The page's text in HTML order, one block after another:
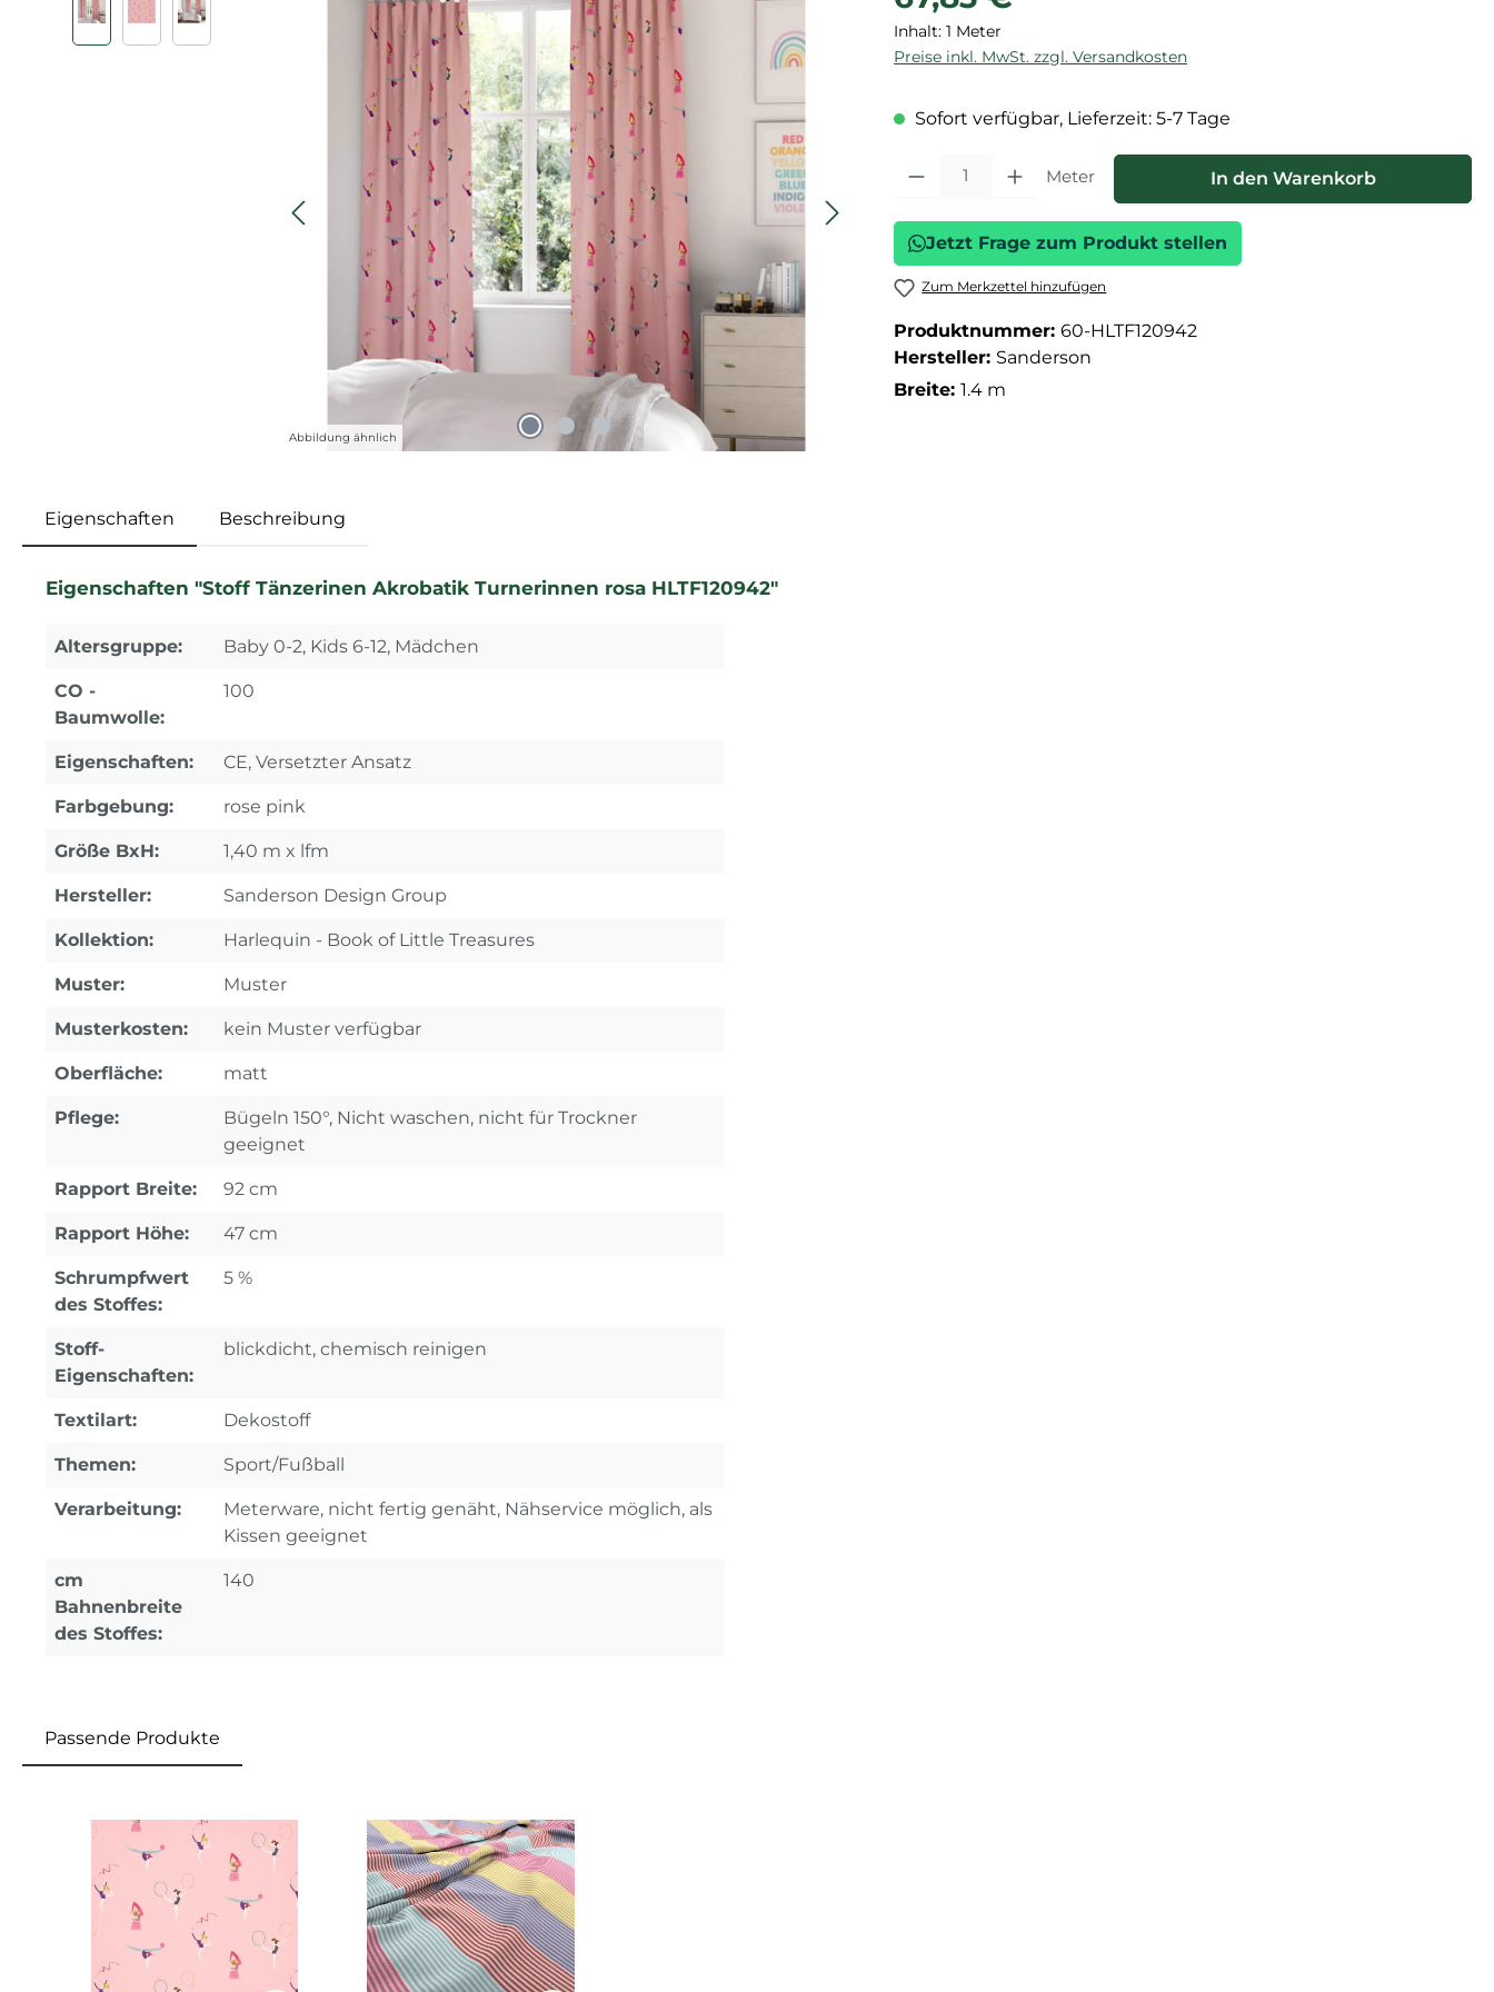
Abbildung ähnlich
Inhalt: 1 Meter
Preise inkl. MwSt. zzgl. Versandkosten
Sofort verfügbar, Lieferzeit: 5-7 Tage
Produkt Anzahl: Gib den gewünschten Wert ein oder benutze die
Meter In den Warenkorb
Jetzt Frage zum Produkt stellen
Zum Merkzettel hinzufügen
Produktnummer: 60-HLTF120942
Hersteller: Sanderson
Breite: 1.4 m
Eigenschaften Beschreibung
Eigenschaften "Stoff Tänzerinen Akrobatik Turnerinnen rosa HLTF120942"
Altersgruppe: Baby 0-2, Kids 6-12, Mädchen
CO -
Baumwolle:
100
Eigenschaften: CE, Versetzter Ansatz
Farbgebung: rose pink
Größe BxH: 1,40 m x lfm
Hersteller: Sanderson Design Group
Kollektion: Harlequin - Book of Little Treasures
Muster: Muster
Musterkosten: kein Muster verfügbar
Oberfläche: matt
Pflege:
Bügeln 150°, Nicht waschen, nicht für Trockner
geeignet
Rapport Breite: 92 cm
Rapport Höhe: 47 cm
Schrumpfwert
des Stoffes:
5 %
Stoff-
Eigenschaften:
blickdicht, chemisch reinigen
Textilart: Dekostoff
Themen: Sport/Fußball
Verarbeitung:
Meterware, nicht fertig genäht, Nähservice möglich, als
Kissen geeignet
cm
Bahnenbreite
des Stoffes:
140
Passende Produkte